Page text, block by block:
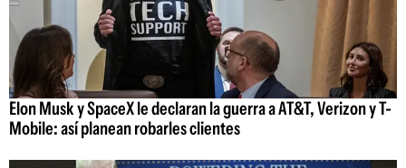
Elon Musk y SpaceX le declaran la guerra a AT&T, Verizon y T-
Mobile: así planean robarles clientes